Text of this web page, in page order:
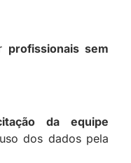
profissionais sem
da equipe
dos dados pela